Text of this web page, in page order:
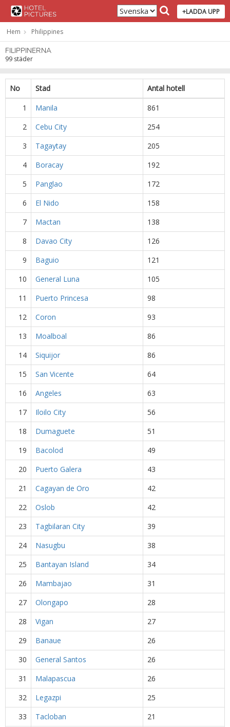
+LADDA UPP
Hem Philippines
FILIPPINERNA
99 städer
No Stad
Antal hotell
1
Manila
861
2
Cebu City
254
3
Tagaytay
205
4
Boracay
192
5
Panglao
172
6
El Nido
158
7
Mactan
138
8
Davao City
126
9
Baguio
121
10
General Luna
105
11
Puerto Princesa
98
12
Coron
93
13
Moalboal
86
14
Siquijor
86
15
San Vicente
64
16
Angeles
63
17
Iloilo City
56
18
Dumaguete
51
19
Bacolod
49
20
Puerto Galera
43
21
Cagayan de Oro
42
22
Oslob
42
23
Tagbilaran City
39
24
Nasugbu
38
25
Bantayan Island
34
26
Mambajao
31
27
Olongapo
28
28
Vigan
27
29
Banaue
26
30
General Santos
26
31
Malapascua
26
32
Legazpi
25
33
Tacloban
21